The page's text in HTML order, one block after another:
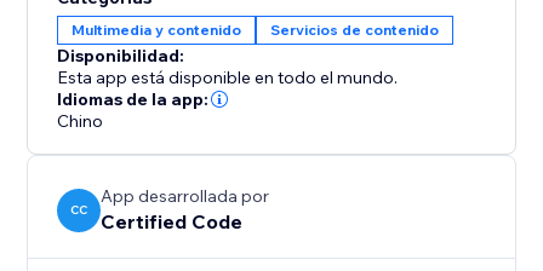
Multimedia y contenido Servicios de contenido
Disponibilidad:
Esta app está disponible en todo el mundo.
Idiomas de la app:
Chino
CC
App desarrollada por
Certified Code